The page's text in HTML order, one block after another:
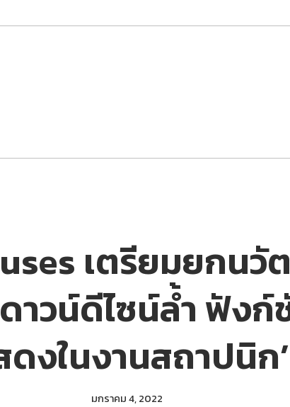
เตรียมยกนวั
าวน์ดีไซน์ล้ำ ฟังก์
งในงานสถาปนิก
มกราคม 4, 2022